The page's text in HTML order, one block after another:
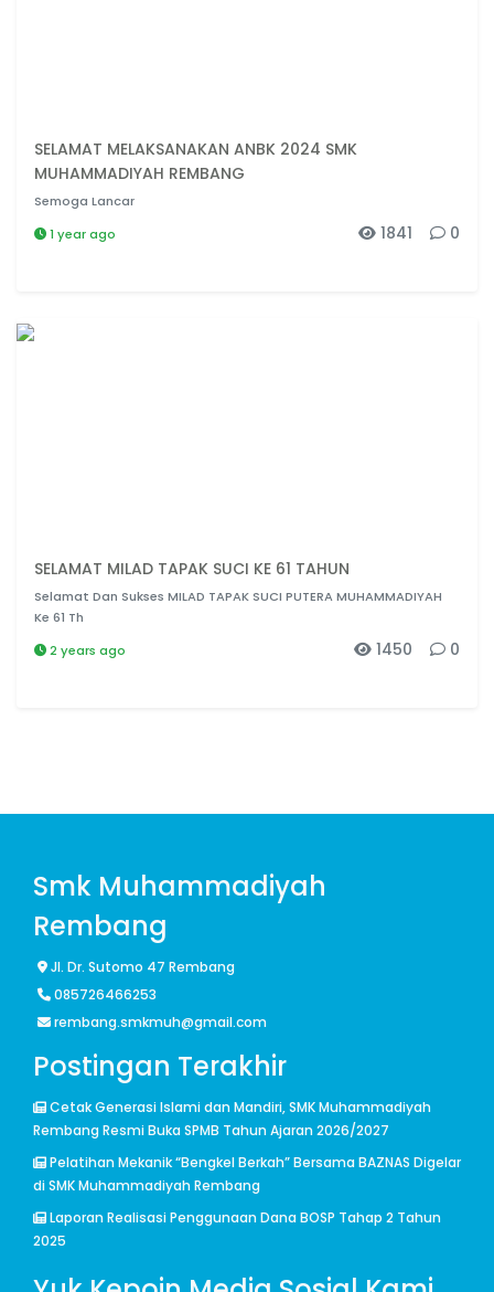
SELAMAT MELAKSANAKAN ANBK 2024 SMK
MUHAMMADIYAH REMBANG
Semoga Lancar
1 year ago
0
1841
SELAMAT MILAD TAPAK SUCI KE 61 TAHUN
Selamat Dan Sukses MILAD TAPAK SUCI PUTERA MUHAMMADIYAH
Ke 61 Th
2 years ago
0
1450
Smk Muhammadiyah
Rembang
Jl. Dr. Sutomo 47 Rembang
085726466253
rembang.smkmuh@gmail.com
Postingan Terakhir
Cetak Generasi Islami dan Mandiri, SMK Muhammadiyah
Rembang Resmi Buka SPMB Tahun Ajaran 2026/2027
Pelatihan Mekanik “Bengkel Berkah” Bersama BAZNAS Digelar
di SMK Muhammadiyah Rembang
Laporan Realisasi Penggunaan Dana BOSP Tahap 2 Tahun
2025